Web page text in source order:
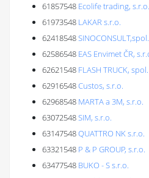
61857548 Ecolife trading, s.r.o.
61973548 LAKAR s.r.o.
62418548
62586548 EAS Envimet ČR,
62621548 FLASH TRUCK,
62916548Custos, s.r.o.
62968548 MARTA a 3M, s.r.o.
63072548SIM, s.r.o.
63147548QUATTRO NK s.r.o.
63321548 P & P GROUP, s.r.o.
63477548 BUKO - S s.r.o.